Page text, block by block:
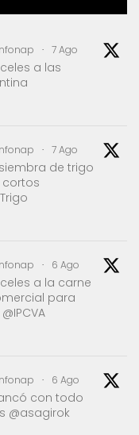
· 7 Ago
a las
· 7 Ago
de trigo
· 6 Ago
a la carne
para
· 6 Ago
con todo
@asagirok